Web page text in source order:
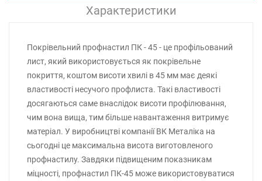
Характеристики
Покрівельний профнастил ПК - 45 - це профільований
лист, який використовується як покрівельне
покриття, коштом висоти хвилі в 45 мм має деякі
властивості несучого профлиста. Такі властивості
досягаються саме внаслідок висоти профілювання,
чим вона вища, тим більше навантаження витримує
матеріал. У виробництві компанії ВК Металіка на
сьогодні це максимальна висота виготовленого
профнастилу. Завдяки підвищеним показникам
міцності, профнастил ПК-45 може використовуватися